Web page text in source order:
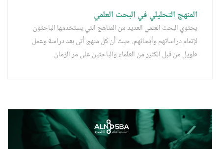
المنهج التحليلي في البحث العلمي
يحتوي البحث العلمي العديد من المناهج التي يستخدمها الباحثون
لإتمام دراساتهم وأبحاثهم، حيث أن كل منهج أتى بعد دراسة وعمل
طويل من قبل الكثير من العلماء والباحثين على مر الزمان